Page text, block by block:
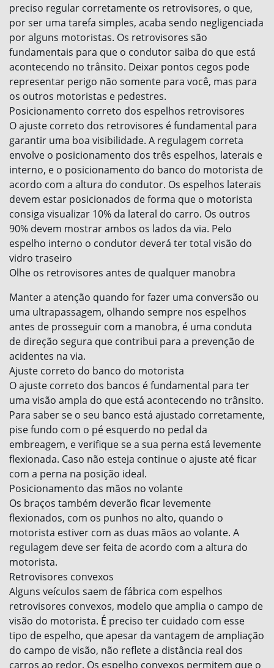
preciso regular corretamente os retrovisores, o que,
por ser uma tarefa simples, acaba sendo negligenciada
por alguns motoristas. Os retrovisores são
fundamentais para que o condutor saiba do que está
acontecendo no trânsito. Deixar pontos cegos pode
representar perigo não somente para você, mas para
os outros motoristas e pedestres.
Posicionamento correto dos espelhos retrovisores
O ajuste correto dos retrovisores é fundamental para
garantir uma boa visibilidade. A regulagem correta
envolve o posicionamento dos três espelhos, laterais e
interno, e o posicionamento do banco do motorista de
acordo com a altura do condutor. Os espelhos laterais
devem estar posicionados de forma que o motorista
consiga visualizar 10% da lateral do carro. Os outros
90% devem mostrar ambos os lados da via. Pelo
espelho interno o condutor deverá ter total visão do
vidro traseiro
Olhe os retrovisores antes de qualquer manobra
Manter a atenção quando for fazer uma conversão ou
uma ultrapassagem, olhando sempre nos espelhos
antes de prosseguir com a manobra, é uma conduta
de direção segura que contribui para a prevenção de
acidentes na via.
Ajuste correto do banco do motorista
O ajuste correto dos bancos é fundamental para ter
uma visão ampla do que está acontecendo no trânsito.
Para saber se o seu banco está ajustado corretamente,
pise fundo com o pé esquerdo no pedal da
embreagem, e verifique se a sua perna está levemente
flexionada. Caso não esteja continue o ajuste até ficar
com a perna na posição ideal.
Posicionamento das mãos no volante
Os braços também deverão ficar levemente
flexionados, com os punhos no alto, quando o
motorista estiver com as duas mãos ao volante. A
regulagem deve ser feita de acordo com a altura do
motorista.
Retrovisores convexos
Alguns veículos saem de fábrica com espelhos
retrovisores convexos, modelo que amplia o campo de
visão do motorista. É preciso ter cuidado com esse
tipo de espelho, que apesar da vantagem de ampliação
do campo de visão, não reflete a distância real dos
carros ao redor. Os espelho convexos permitem que o